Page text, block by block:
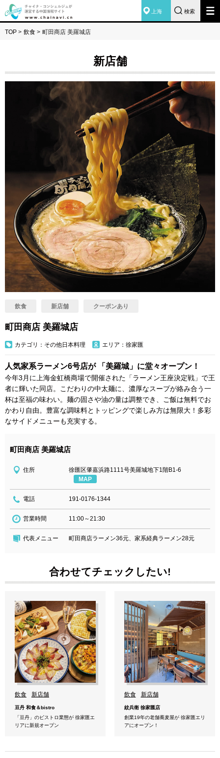
上海 検索
TOP > 飲食 > 町田商店 美羅城店
新店舗
飲食 新店舗 クーポンあり
町田商店 美羅城店
カテゴリ：その他日本料理 エリア：徐家匯
人気家系ラーメン6号店が 「美羅城」に堂々オープン！
今年3月に上海金虹橋商場で開催された「ラーメン王座決定戦」で王
者に輝いた同店。こだわりの中太麺に、濃厚なスープが絡み合う一
杯は至福の味わい。麺の固さや油の量は調整でき、ご飯は無料でお
かわり自由。豊富な調味料とトッピングで楽しみ方は無限大！多彩
なサイドメニューも充実する。
町田商店 美羅城店
住所
徐匯区肇嘉浜路1111号美羅城地下1階B1-6
MAP
電話 191-0176-1344
営業時間 11:00～21:30
代表メニュー 町田商店ラーメン36元、家系経典ラーメン28元
合わせてチェックしたい!
飲食 新店舗
豆丹 和食＆bistro
「豆丹」のビストロ業態が 徐家匯エ
リアに新規オープン
飲食 新店舗
紋兵衛 徐家匯店
創業19年の老舗蕎麦屋が 徐家匯エリ
アにオープン！